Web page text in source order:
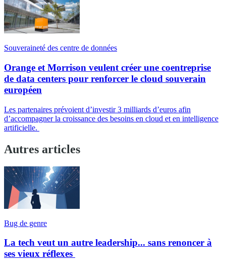
Souveraineté des centre de données
Orange et Morrison veulent créer une coentreprise
de data centers pour renforcer le cloud souverain
européen
Les partenaires prévoient d’investir 3 milliards d’euros afin
d’accompagner la croissance des besoins en cloud et en intelligence
artificielle.
Autres articles
Bug de genre
La tech veut un autre leadership... sans renoncer à
ses vieux réflexes